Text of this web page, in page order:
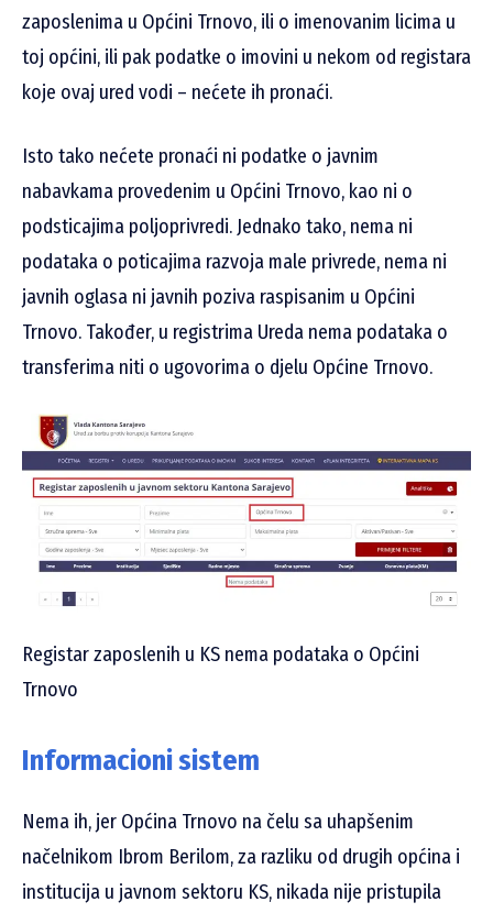
zaposlenima u Općini Trnovo, ili o imenovanim licima u
toj općini, ili pak podatke o imovini u nekom od registara
koje ovaj ured vodi – nećete ih pronaći.
Isto tako nećete pronaći ni podatke o javnim
nabavkama provedenim u Općini Trnovo, kao ni o
podsticajima poljoprivredi. Jednako tako, nema ni
podataka o poticajima razvoja male privrede, nema ni
javnih oglasa ni javnih poziva raspisanim u Općini
Trnovo. Također, u registrima Ureda nema podataka o
transferima niti o ugovorima o djelu Općine Trnovo.
Registar zaposlenih u KS nema podataka o Općini
Trnovo
Informacioni sistem
Nema ih, jer Općina Trnovo na čelu sa uhapšenim
načelnikom Ibrom Berilom, za razliku od drugih općina i
institucija u javnom sektoru KS, nikada nije pristupila